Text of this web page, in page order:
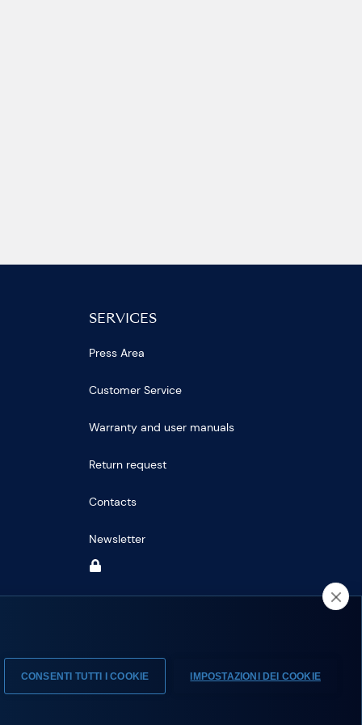
SERVICES
Press Area
Customer Service
Warranty and user manuals
Return request
Contacts
Newsletter
CONSENTI TUTTI I COOKIE IMPOSTAZIONI DEI COOKIE